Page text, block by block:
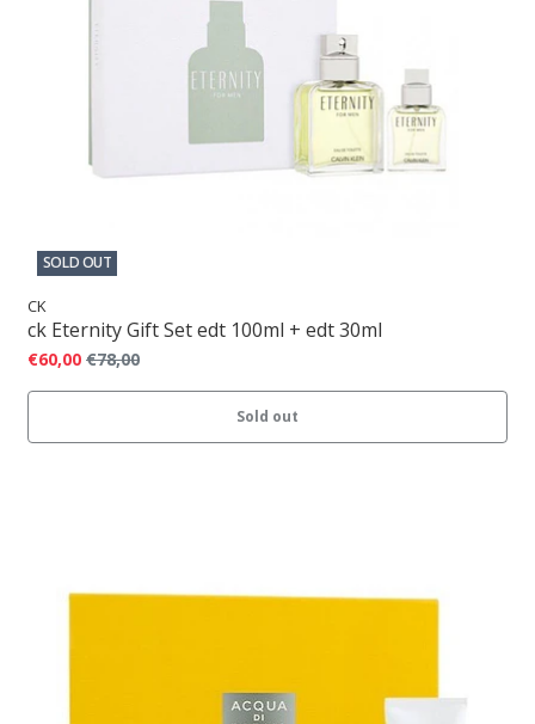
SOLD OUT
CK
ck Eternity Gift Set edt 100ml + edt 30ml
€60,00 €78,00
Sold out